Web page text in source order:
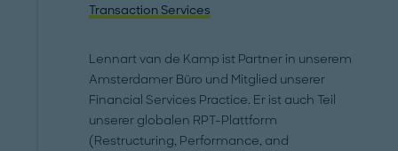
Transaction Services
Lennart van de Kamp ist Partner in unserem
Amsterdamer Büro und Mitglied unserer
Financial Services Practice. Er ist auch Teil
unserer globalen RPT-Plattform
(Restructuring, Performance, and